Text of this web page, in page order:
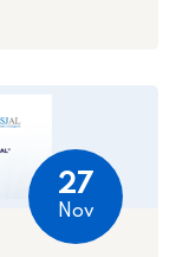
27
Nov